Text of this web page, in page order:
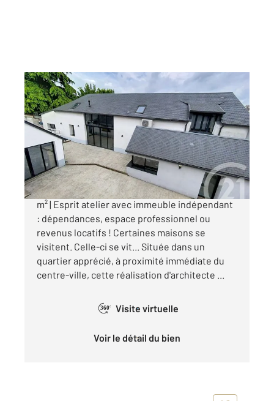
CHARTRES 28
325 m2, 10 pièces
Ref : 27986
Maison à vendre
789 000 €
CHARTRES - Maison d'architecte d'environ 200
m² | Esprit atelier avec immeuble indépendant
: dépendances, espace professionnel ou
revenus locatifs ! Certaines maisons se
visitent. Celle-ci se vit... Située dans un
quartier apprécié, à proximité immédiate du
centre-ville, cette réalisation d'architecte ...
360° Visite virtuelle
Voir le détail du bien